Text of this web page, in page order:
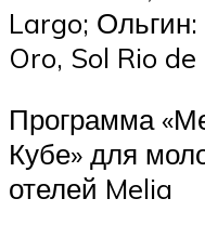
Largo;
Oro, Sol Rio
Программа
Кубе» для
отелей Melia